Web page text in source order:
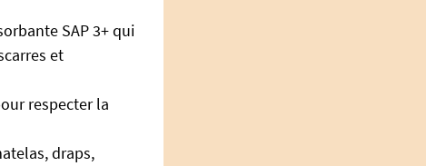
SAP 3+ qui
et
respecter la
draps,